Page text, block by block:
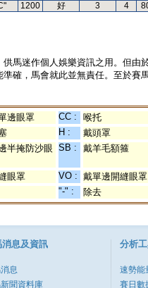
1200 好 3 4
馬迷作個人娛樂資訊之用。但
確，馬會就此並無責任。至於賽
邊眼罩 CC :
喉托
H :
戴頭罩
半掩防沙眼 SB : 戴羊毛額箍
眼罩 VO : 戴單邊開縫眼罩
"-" : 除去
消息及資訊
息
聞資料庫
分析
速勢能
賽日數